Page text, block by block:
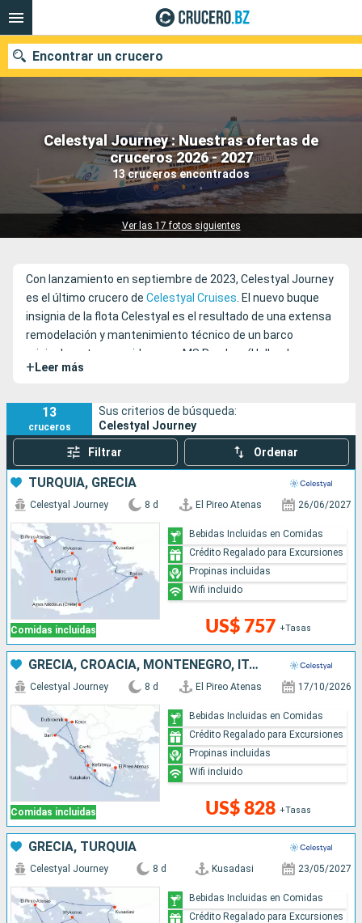
Celestyal Journey : Nuestras ofertas de
cruceros 2026 - 2027
13 cruceros encontrados
Ver las 17 fotos siguientes
Encontrar un crucero
Nuestros destinos
Fecha de salida
Con lanzamiento en septiembre de 2023, Celestyal Journey
es el último crucero de Celestyal Cruises. El nuevo buque
insignia de la flota Celestyal es el resultado de una extensa
remodelación y mantenimiento técnico de un barco
originalmente conocido como MS Ryndam (Holland
America).
+ Leer más
13
cruceros
Sus criterios de búsqueda:
Celestyal Journey
Filtrar Ordenar
TURQUÍA, GRECIA
Comidas incluidas
Celestyal Journey 8 d El Pireo Atenas 26/06/2027
US$ 757 +Tasas
Bebidas Incluidas en Comidas
Crédito Regalado para Excursiones
Propinas incluidas
Wifi incluido
GRECIA, CROACIA, MONTENEGRO, ITALIA
Comidas incluidas
Celestyal Journey 8 d El Pireo Atenas 17/10/2026
US$ 828 +Tasas
Bebidas Incluidas en Comidas
Crédito Regalado para Excursiones
Propinas incluidas
Wifi incluido
GRECIA, TURQUÍA
Celestyal Journey 8 d Kusadasi 23/05/2027
Bebidas Incluidas en Comidas
Crédito Regalado para Excursiones